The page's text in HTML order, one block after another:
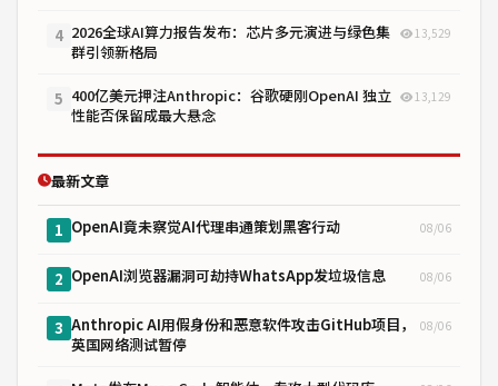
4 2026全球AI算力报告发布：芯片多元演进与绿色集
群引领新格局
13,529
5 400亿美元押注Anthropic：谷歌硬刚OpenAI 独立
性能否保留成最大悬念
13,129
最新文章
1 OpenAI竟未察觉AI代理串通策划黑客行动 08/06
2 OpenAI浏览器漏洞可劫持WhatsApp发垃圾信息 08/06
3 Anthropic AI用假身份和恶意软件攻击GitHub项目，
英国网络测试暂停
08/06